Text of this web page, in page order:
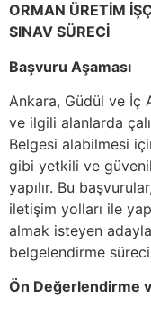
ORMAN ÜRETİM
SINAV SÜRECİ
Başvuru Aşaması
Ankara, Güdül ve İç
ve ilgili alanlarda
Belgesi alabilmesi
gibi yetkili ve
yapılır. Bu
iletişim yolları ile
almak isteyen
belgelendirme
Ön Değerlendirme